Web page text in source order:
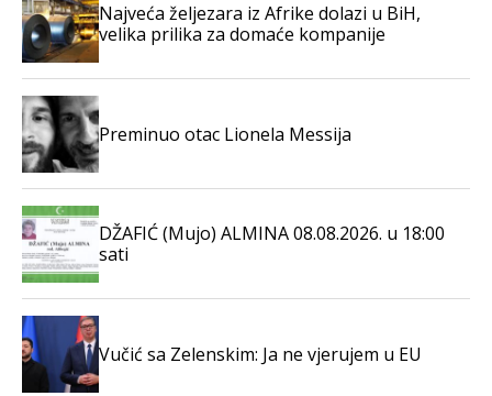
Najveća željezara iz Afrike dolazi u BiH,
velika prilika za domaće kompanije
Preminuo otac Lionela Messija
DŽAFIĆ (Mujo) ALMINA 08.08.2026. u 18:00
sati
Vučić sa Zelenskim: Ja ne vjerujem u EU